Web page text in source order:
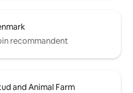
recommandent
and Animal Farm